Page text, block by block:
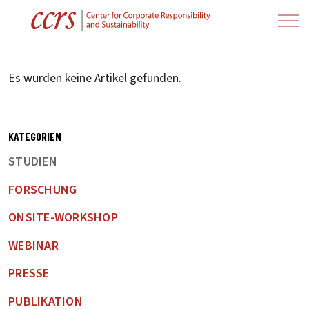
Es wurden keine Artikel gefunden.
KATEGORIEN
STUDIEN
FORSCHUNG
ONSITE-WORKSHOP
WEBINAR
PRESSE
PUBLIKATION